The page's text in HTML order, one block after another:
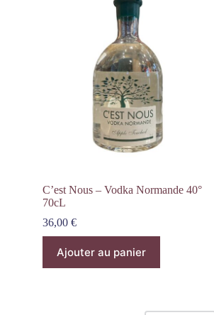
C’est Nous – Vodka Normande 40°
70cL
36,00 €
Ajouter au panier